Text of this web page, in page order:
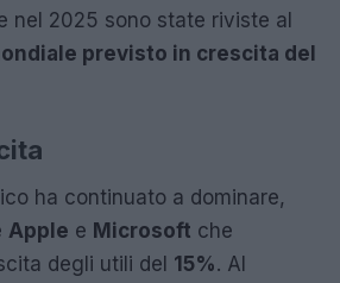
nel 2025 sono state riviste al
previsto in crescita del
ha continuato a dominare,
Apple e Microsoft che
degli utili del 15%. Al